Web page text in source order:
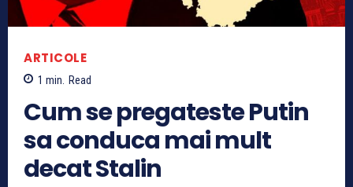
ARTICOLE
1 min. Read
Cum se pregateste Putin
sa conduca mai mult
decat Stalin